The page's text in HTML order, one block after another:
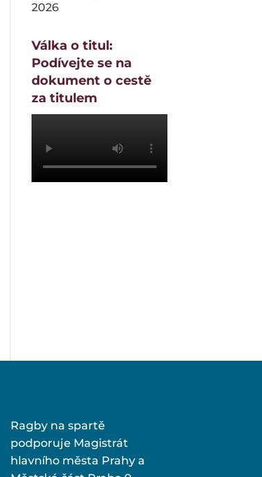
2026
Válka o titul:
Podívejte se na
dokument o cestě
za titulem
Ragby na spartě
podporuje Magistrát
hlavního města Prahy a